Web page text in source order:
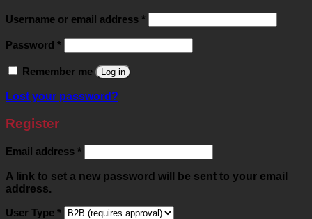
Username or email address *Required
Password *Required
Remember me Log in
Lost your password?
Register
Email address *Required
A link to set a new password will be sent to your email
address.
User Type *